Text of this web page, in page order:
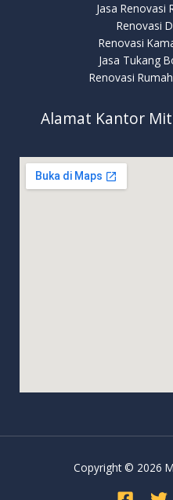
Jasa Renovasi
Renovasi
Renovasi
Jasa Tukang
Renovasi
Alamat Kantor
Copyright © 2026